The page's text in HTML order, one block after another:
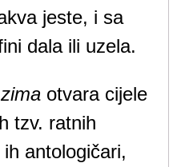
jeste, i sa
dala ili uzela.
otvara cijele
tzv. ratnih
antologičari,